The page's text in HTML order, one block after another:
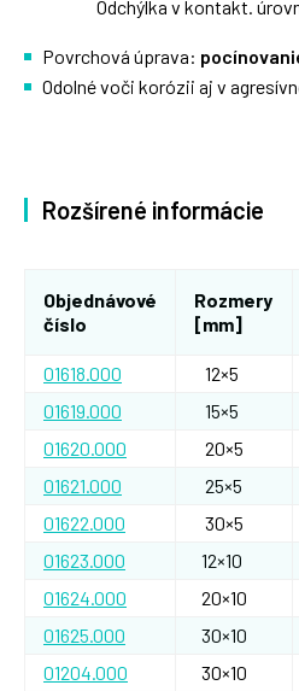
Odchýlka v kontakt.
Povrchová úprava:
Odolné voči korózii aj v
Rozšírené informácie
Objednávové
číslo
Rozmery
[mm]
01618.000 12×5
01619.000
15×5
01620.000
20×5
01621.000
25×5
01622.000
30×5
01623.000
12×10
01624.000
20×10
01625.000
30×10
01204.000
30×10